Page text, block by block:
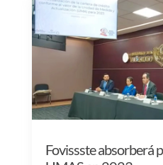
Fovissste absorberá